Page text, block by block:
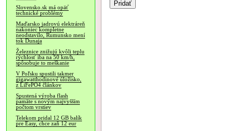
Slovensko.sk má opäť
technické problémy
Maďarsko jadrovú elektráreň
nakoniec kompletne
neodstavilo, Rumunsko mení
tok Dunaja
Železnice znižujú kvôli teplu
rýchlosť iba na 50 km/h,
spôsobuje to meškanie
V Poľsku spustili takmer
gigawatthodinové úložisko,
z LiFePO4 článkov
Spustená výroba flash
pamäte s novým najvyšším
počtom vrstiev
Telekom pridal 12 GB balík
pre Easy, chce zaň 12 eur